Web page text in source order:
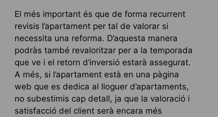
El més important és que de forma recurrent
revisis l’apartament per tal de valorar si
necessita una reforma. D’aquesta manera
podràs també revaloritzar per a la temporada
que ve i el retorn d’inversió estarà assegurat.
A més, si l’apartament està en una pàgina
web que es dedica al lloguer d’apartaments,
no subestimis cap detall, ja que la valoració i
satisfacció del client serà encara més